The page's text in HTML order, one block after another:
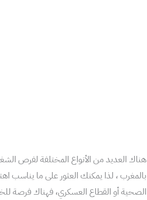
هناك العديد من الأنواع المختلفة لفرص
بالمغرب ، لذا يمكنك العثور على ما يناسب
الصحية أو القطاع العسكري، فهناك فرصة